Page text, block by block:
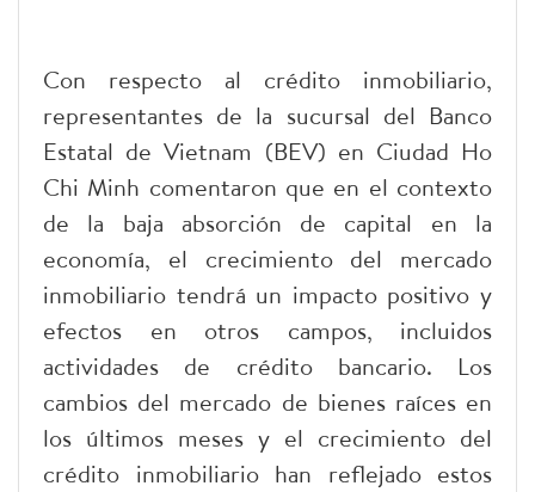
Con respecto al crédito inmobiliario,
representantes de la sucursal del Banco
Estatal de Vietnam (BEV) en Ciudad Ho
Chi Minh comentaron que en el contexto
de la baja absorción de capital en la
economía, el crecimiento del mercado
inmobiliario tendrá un impacto positivo y
efectos en otros campos, incluidos
actividades de crédito bancario. Los
cambios del mercado de bienes raíces en
los últimos meses y el crecimiento del
crédito inmobiliario han reflejado estos